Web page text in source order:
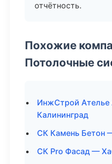
отчётность.
Похожие
Потолочные
ИнжСтрой
Калининград
СК Камень Бетон
СК Pro Фасад —